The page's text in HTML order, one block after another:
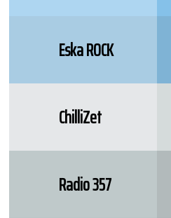
Eska ROCK
ChilliZet
Radio 357